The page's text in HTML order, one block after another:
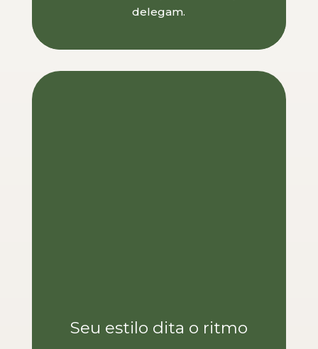
delegam.
Seu estilo dita o ritmo